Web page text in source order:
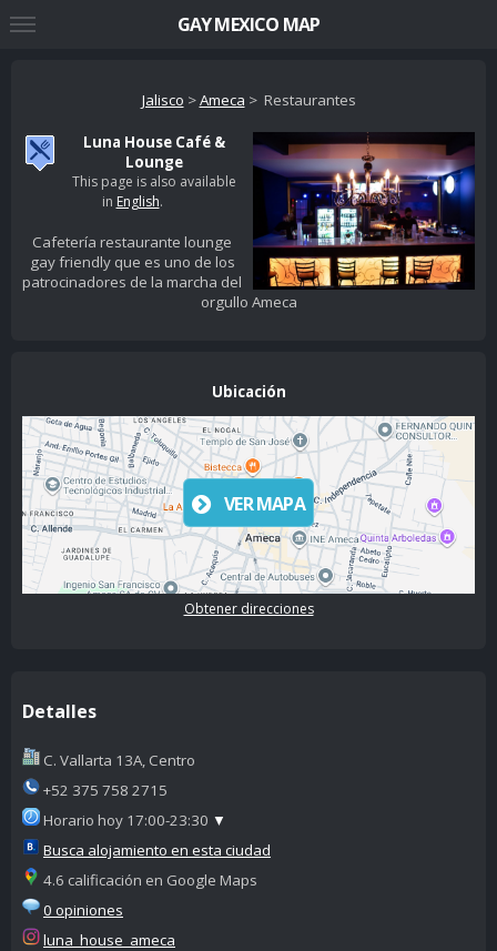
Jalisco >Ameca > Restaurantes
Luna House Café &
Lounge
This page is also available
in English.
Cafetería restaurante lounge
gay friendly que es uno de los
patrocinadores de la marcha del
orgullo Ameca
Ubicación
VER MAPA
Obtener direcciones
Detalles
C. Vallarta 13A, Centro
+52 375 758 2715
Horario hoy 17:00-23:30 ▼
Busca alojamiento en esta ciudad
4.6 calificación en Google Maps
0 opiniones
luna_house_ameca
GAY MEXICO MAP